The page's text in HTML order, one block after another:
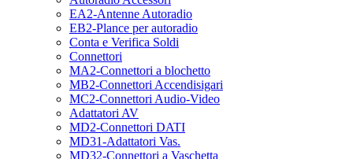
EA2-Antenne Autoradio
EB2-Plance per autoradio
Conta e Verifica Soldi
Connettori
MA2-Connettori a blochetto
MB2-Connettori Accendisigari
MC2-Connettori Audio-Video
Adattatori AV
MD2-Connettori DATI
MD31-Adattatori Vas.
MD32-Connettori a Vaschetta